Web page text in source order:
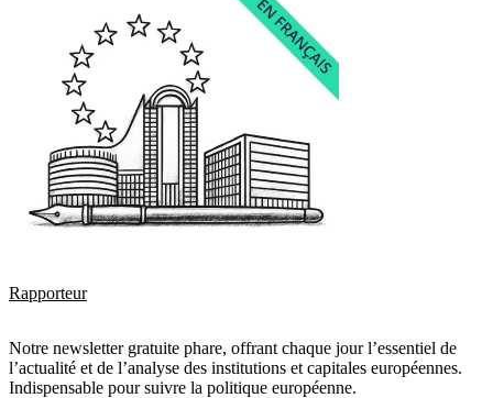
Rapporteur
Notre newsletter gratuite phare, offrant chaque jour l’essentiel de
l’actualité et de l’analyse des institutions et capitales européennes.
Indispensable pour suivre la politique européenne.